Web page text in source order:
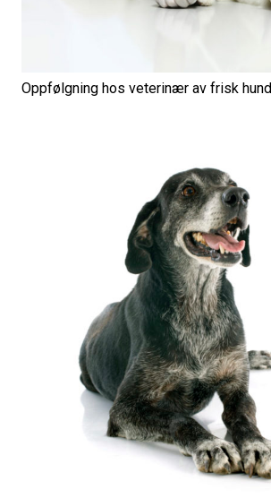
Oppfølgning hos veterinær av frisk hund